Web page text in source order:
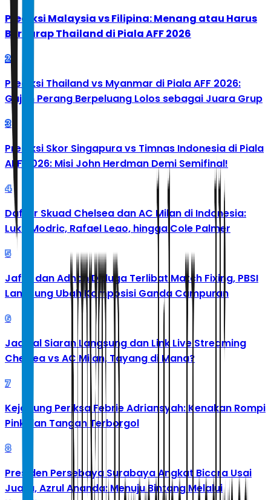
Prediksi Malaysia vs Filipina: Menang atau Harus
Berharap Thailand di Piala AFF 2026
2
Prediksi Thailand vs Myanmar di Piala AFF 2026:
Gajah Perang Berpeluang Lolos sebagai Juara Grup
3
Prediksi Skor Singapura vs Timnas Indonesia di Piala
AFF 2026: Misi John Herdman Demi Semifinal!
4
Daftar Skuad Chelsea dan AC Milan di Indonesia:
Luka Modric, Rafael Leao, hingga Cole Palmer
5
Jafar dan Adnan Diduga Terlibat Match Fixing, PBSI
Langsung Ubah Komposisi Ganda Campuran
6
Jadwal Siaran Langsung dan Link Live Streaming
Chelsea vs AC Milan, Tayang di Mana?
7
Kejagung Periksa Febrie Adriansyah: Kenakan Rompi
Pink dan Tangan Terborgol
8
Presiden Persebaya Surabaya Angkat Bicara Usai
Juara, Azrul Ananda: Menuju Bintang Melalui